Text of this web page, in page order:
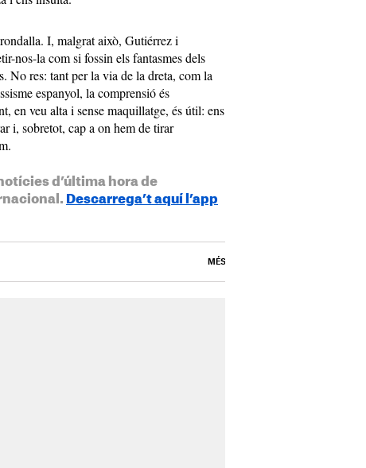
I, malgrat això, Gutiérrez i
nos-la com si fossin els fantasmes dels
No res: tant per la via de la dreta, com la
espanyol, la comprensió és
en veu alta i sense maquillatge, és útil: ens
i, sobretot, cap a on hem de tirar
d’última hora de
Descarrega’t aquí l’app
MÉS